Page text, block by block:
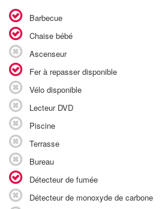
Barbecue
Chaise bébé
Ascenseur
Fer à repasser disponible
Vélo disponible
Lecteur DVD
Piscine
Terrasse
Bureau
Détecteur de fumée
Détecteur de monoxyde de carbone